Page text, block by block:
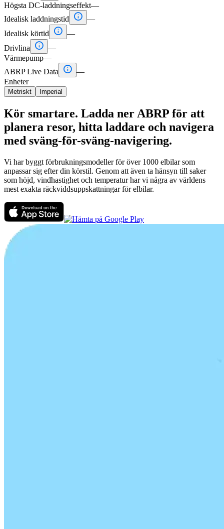
Högsta DC-laddningseffekt—
Idealisk laddningstid
 —
Idealisk körtid
 —
Drivlina
 —
Värmepump—
ABRP Live Data
 —
Enheter
Metriskt Imperial
Kör smartare. Ladda ner ABRP för att
planera resor, hitta laddare och navigera
med sväng-för-sväng-navigering.
Vi har byggt förbrukningsmodeller för över 1000 elbilar som
anpassar sig efter din körstil. Genom att även ta hänsyn till saker
som höjd, vindhastighet och temperatur har vi några av världens
mest exakta räckviddsuppskattningar för elbilar.